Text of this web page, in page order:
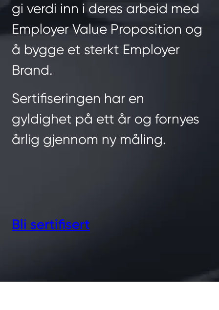
gi verdi inn i deres arbeid med
Employer Value Proposition og
å bygge et sterkt Employer
Brand.
Sertifiseringen har en
gyldighet på ett år og fornyes
årlig gjennom ny måling.
Bli sertifisert